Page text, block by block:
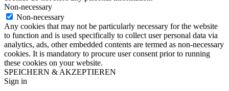
Non-necessary
Non-necessary
Any cookies that may not be particularly necessary for the website
to function and is used specifically to collect user personal data via
analytics, ads, other embedded contents are termed as non-necessary
cookies. It is mandatory to procure user consent prior to running
these cookies on your website.
SPEICHERN & AKZEPTIEREN
Sign in